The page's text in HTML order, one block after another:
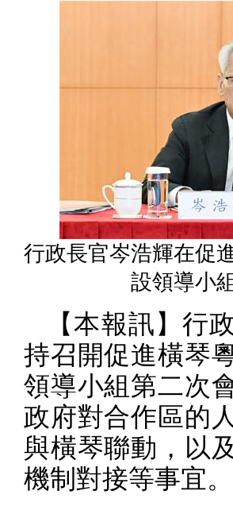
行政長官岑浩輝在促
設領導小
【本報訊】行
持召開促進橫琴
領導小組第二次
政府對合作區的
與橫琴聯動，以
機制對接等事宜。